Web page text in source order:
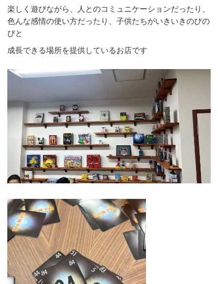
楽しく遊びながら、人とのコミュニケーションだったり、
色んな感情の使い方だったり、子供たちがいきいきのびの
びと
成長できる場所を提供しているお店です